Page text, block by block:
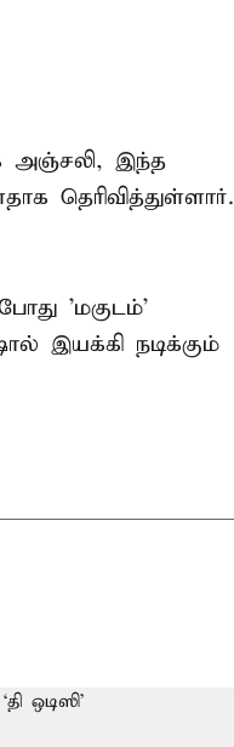
அஞ்சலி, இந்த
தெரிவித்துள்ளார்.
'மகுடம்'
இயக்கி நடிக்கும்